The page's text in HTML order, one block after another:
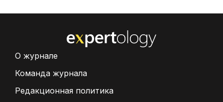
О журнале
Команда журнала
Редакционная политика